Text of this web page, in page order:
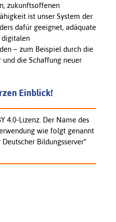
zukunftsoffenen
ist unser System der
dafür geeignet, adäquate
digitalen
– zum Beispiel durch die
die Schaffung neuer
Einblick!
4.0-Lizenz. Der Name des
wie folgt genannt
Bildungsserver“